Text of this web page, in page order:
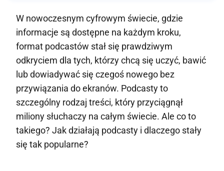
W nowoczesnym cyfrowym świecie, gdzie
informacje są dostępne na każdym kroku,
format podcastów stał się prawdziwym
odkryciem dla tych, którzy chcą się uczyć, bawić
lub dowiadywać się czegoś nowego bez
przywiązania do ekranów. Podcasty to
szczególny rodzaj treści, który przyciągnął
miliony słuchaczy na całym świecie. Ale co to
takiego? Jak działają podcasty i dlaczego stały
się tak popularne?